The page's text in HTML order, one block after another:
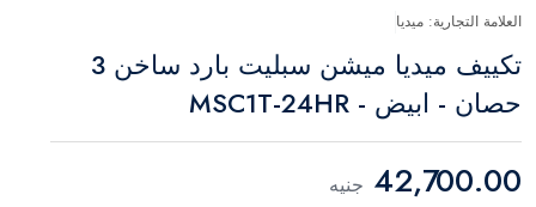
العلامة التجارية: ميديا
تكييف ميديا ميشن سبليت بارد ساخن 3
حصان - ابيض - MSC1T-24HR
42,700.00 جنيه